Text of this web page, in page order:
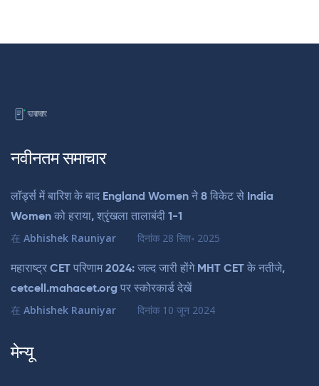
नवीनतम समाचार
लॉर्ड्स में बारिश के बाद England Women ने 8 विकेट से India
Women को हराया, श्रृंखला तालाबंदी 1-1
在 Abhishek Rauniyar दिनांक 28 सित॰ 2025
महाराष्ट्र CET परिणाम 2024: जल्द जारी होंगे MHT CET के नतीजे,
cetcell.mahacet.org पर स्कोरकार्ड देखें
在 Abhishek Rauniyar दिनांक 10 जून 2024
मेन्यू